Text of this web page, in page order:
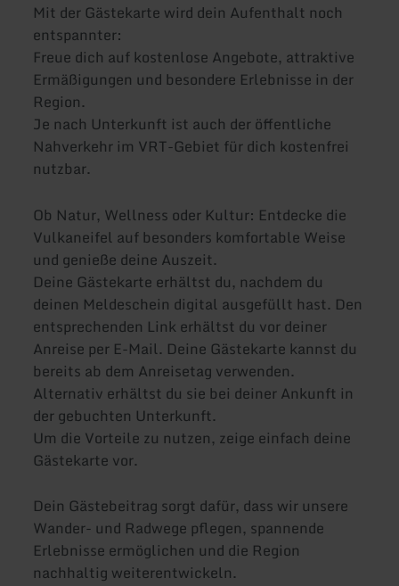
Mit der Gästekarte wird dein Aufenthalt noch
entspannter:
Freue dich auf kostenlose Angebote, attraktive
Ermäßigungen und besondere Erlebnisse in der
Region.
Je nach Unterkunft ist auch der öffentliche
Nahverkehr im VRT-Gebiet für dich kostenfrei
nutzbar.
Ob Natur, Wellness oder Kultur: Entdecke die
Vulkaneifel auf besonders komfortable Weise
und genieße deine Auszeit.
Deine Gästekarte erhältst du, nachdem du
deinen Meldeschein digital ausgefüllt hast. Den
entsprechenden Link erhältst du vor deiner
Anreise per E-Mail. Deine Gästekarte kannst du
bereits ab dem Anreisetag verwenden.
Alternativ erhältst du sie bei deiner Ankunft in
der gebuchten Unterkunft.
Um die Vorteile zu nutzen, zeige einfach deine
Gästekarte vor.
Dein Gästebeitrag sorgt dafür, dass wir unsere
Wander- und Radwege pflegen, spannende
Erlebnisse ermöglichen und die Region
nachhaltig weiterentwickeln.